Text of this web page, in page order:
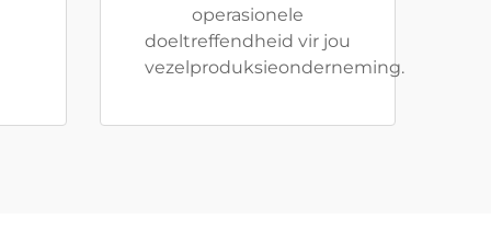
operasionele
doeltreffendheid vir jou
vezelproduksieonderneming.